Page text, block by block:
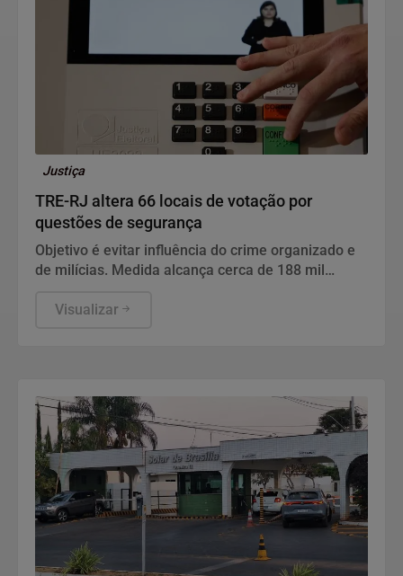
Justiça
TRE-RJ altera 66 locais de votação por
questões de segurança
Objetivo é evitar influência do crime organizado e
de milícias. Medida alcança cerca de 188 mil
Visualizar